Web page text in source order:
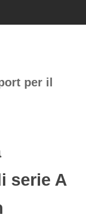
per il
serie A